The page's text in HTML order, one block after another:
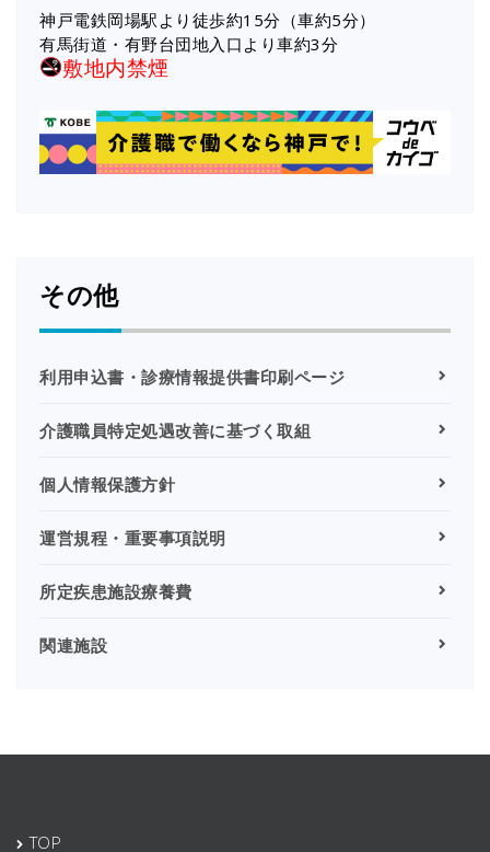
神戸電鉄岡場駅より徒歩約15分（車約5分）
有馬街道・有野台団地入口より車約3分
敷地内禁煙
その他
利用申込書・診療情報提供書印刷ページ
介護職員特定処遇改善に基づく取組
個人情報保護方針
運営規程・重要事項説明
所定疾患施設療養費
関連施設
TOP